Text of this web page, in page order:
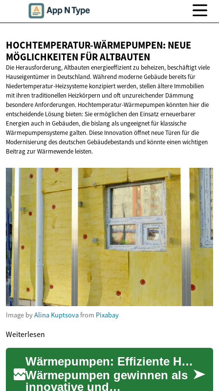
HOCHTEMPERATUR-WÄRMEPUMPEN: NEUE
MÖGLICHKEITEN FÜR ALTBAUTEN
Die Herausforderung, Altbauten energieeffizient zu beheizen, beschäftigt viele
Hauseigentümer in Deutschland. Während moderne Gebäude bereits für
Niedertemperatur-Heizsysteme konzipiert werden, stellen ältere Immobilien
mit ihren traditionellen Heizkörpern und oft unzureichender Dämmung
besondere Anforderungen. Hochtemperatur-Wärmepumpen könnten hier die
entscheidende Lösung bieten: Sie ermöglichen den Einsatz erneuerbarer
Energien auch in Gebäuden, die bislang als ungeeignet für klassische
Wärmepumpensysteme galten. Diese Innovation öffnet neue Türen für die
Modernisierung des deutschen Gebäudebestands und könnte einen wichtigen
Beitrag zur Wärmewende leisten.
Image byAlina Kuptsovafrom Pixabay
Weiterlesen
Wärmepumpen: Effiziente Heiztechnologie für moderne Gebäude
Wärmepumpen gewinnen als
innovative und